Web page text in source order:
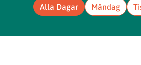
Alla Dagar Måndag